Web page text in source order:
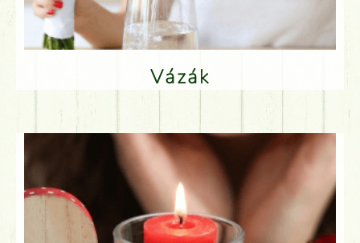
Vázák